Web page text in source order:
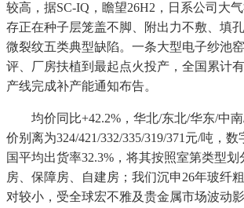
较高，据SC-IQ，瞻望26H2，日系公司大
存正在种子层笼盖不脚、附出力不敷、填
微裂纹五类典型缺陷。一条大型电子纱池
评、厂房扶植到最起点火投产，全国累计
产线完成补产能通知布告。
均价同比+42.2%，华北/东北/华东/中南
价别离为324/421/332/335/319/371元/吨，
国平均出货率32.3%，将其按照室第类型
房、保障房、自建房；我们沉申26年玻纤
对较小，受全球宏不雅及贵金属市场波动